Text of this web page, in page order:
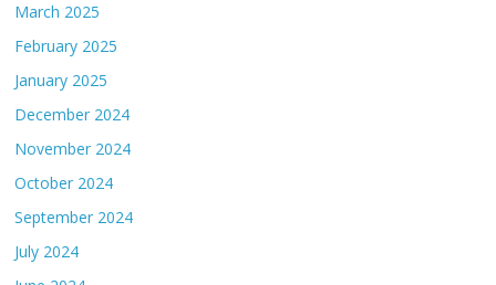
March 2025
February 2025
January 2025
December 2024
November 2024
October 2024
September 2024
July 2024